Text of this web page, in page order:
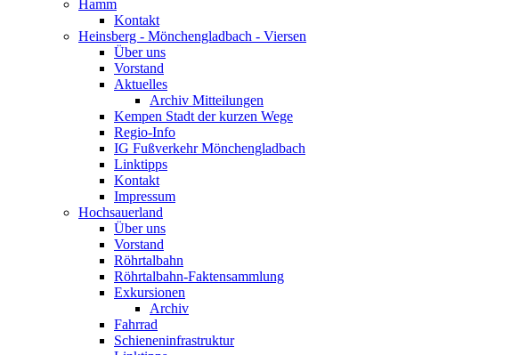
Hamm
Kontakt
Heinsberg - Mönchengladbach - Viersen
Über uns
Vorstand
Aktuelles
Archiv Mitteilungen
Kempen Stadt der kurzen Wege
Regio-Info
IG Fußverkehr Mönchengladbach
Linktipps
Kontakt
Impressum
Hochsauerland
Über uns
Vorstand
Röhrtalbahn
Röhrtalbahn-Faktensammlung
Exkursionen
Archiv
Fahrrad
Schieneninfrastruktur